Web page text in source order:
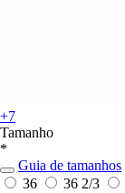
+7
Tamanho
*
Guia de tamanhos
36
36 2/3